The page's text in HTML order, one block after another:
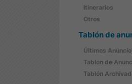
Itinerarios
Otros
Tablón de
Últimos
Tablón de
Tablón